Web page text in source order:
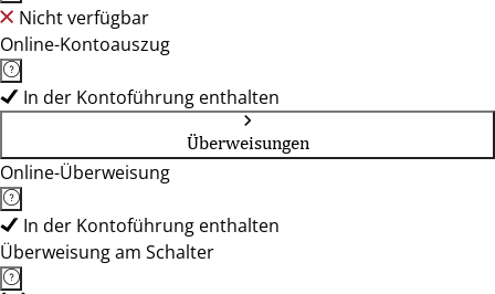
Nicht verfügbar
Online-Kontoauszug
In der Kontoführung enthalten
Überweisungen
Online-Überweisung
In der Kontoführung enthalten
Überweisung am Schalter